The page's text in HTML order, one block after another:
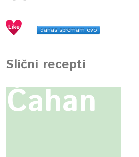
danas spremam ovo
Slični recepti
Ćahan